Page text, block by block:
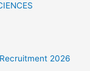
2026